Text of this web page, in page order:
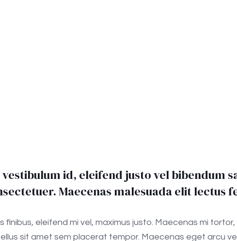
vestibulum id, eleifend justo vel bibendum
Maecenas malesuada elit lectus
finibus, eleifend mi vel, maximus justo. Maecenas mi
sit amet sem placerat tempor. Maecenas eget arcu